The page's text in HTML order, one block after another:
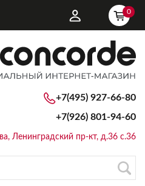
0
Ленинградский пр-кт, д.36 с.36
+7(495) 927-66-80
+7(926) 801-94-60